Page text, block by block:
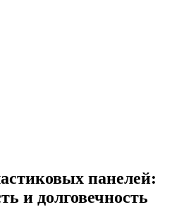
панелей:
и долговечность